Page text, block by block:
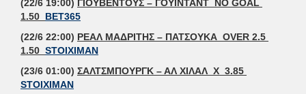
(22/6 19:00) ΓΙΟΥΒΕΝΤΟΥΣ – ΓΟΥΙΝΤΑΝΤ NO GOAL
1.50 BET365
(22/6 22:00) ΡΕΑΛ ΜΑΔΡΙΤΗΣ – ΠΑΤΣΟΥΚΑ OVER 2.5
1.50 STOIXIMAN
(23/6 01:00) ΣΑΛΤΣΜΠΟΥΡΓΚ – ΑΛ ΧΙΛΑΛ X 3.85
STOIXIMAN